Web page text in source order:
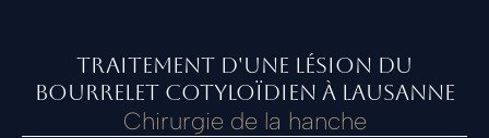
Traitement d'une lésion du
Bourrelet Cotyloïdien à Lausanne
Chirurgie de la hanche